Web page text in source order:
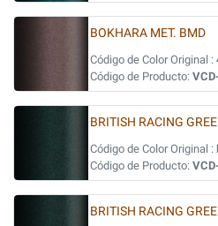
BOKHARA MET. BMD
Código de Color Original :
Código de Producto:
BRITISH RACING
Código de Color Original :
Código de Producto:
BRITISH RACING